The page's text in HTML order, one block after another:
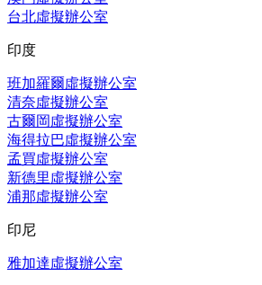
台北虛擬辦公室
印度
班加羅爾虛擬辦公室
清奈虛擬辦公室
古爾岡虛擬辦公室
海得拉巴虛擬辦公室
孟買虛擬辦公室
新德里虛擬辦公室
浦那虛擬辦公室
印尼
雅加達虛擬辦公室